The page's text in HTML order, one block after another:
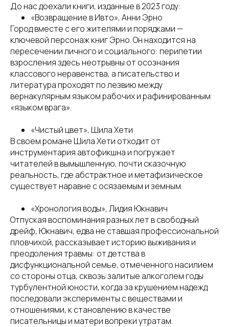
До нас доехали книги, изданные в 2023 году:
«Возвращение в Ивто», Анни Эрно
Город вместе с его жителями и порядками —
ключевой персонаж книг Эрно. Он находится на
пересечении личного и социального: перипетии
взросления здесь неотрывны от осознания
классового неравенства, а писательство и
литература проходят по лезвию между
вернакулярным языком рабочих и рафинированным
«языком врага».
«Чистый цвет», Шила Хети
В своем романе Шила Хети отходит от
инструментария автофикшна и погружает
читателей в вымышленную, почти сказочную
реальность, где абстрактное и метафизическое
существует наравне с осязаемым и земным.
«Хронология воды», Лидия Юкнавич
Отпуская воспоминания разных лет в свободный
дрейф, Юкнавич, едва не ставшая профессиональной
пловчихой, рассказывает историю выживания и
преодоления травмы: от детства в
дисфункциональной семье, отмеченного насилием
со стороны отца, сквозь залитые алкоголем годы
турбулентной юности, когда за крушением надежд
последовали эксперименты с веществами и
отношениями, к становлению в качестве
писательницы и матери вопреки утратам.